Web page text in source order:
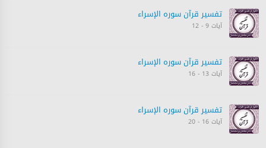
تفسیر قرآن سورہ ‎الإسراء
آیات 9 - 12
تفسیر قرآن سورہ ‎الإسراء
آیات 13 - 16
تفسیر قرآن سورہ ‎الإسراء
آیات 16 - 20